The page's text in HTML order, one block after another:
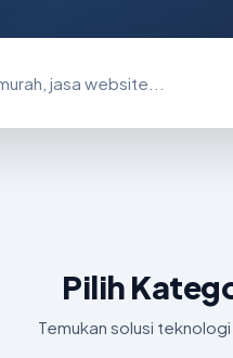
Pilih
Temukan solusi